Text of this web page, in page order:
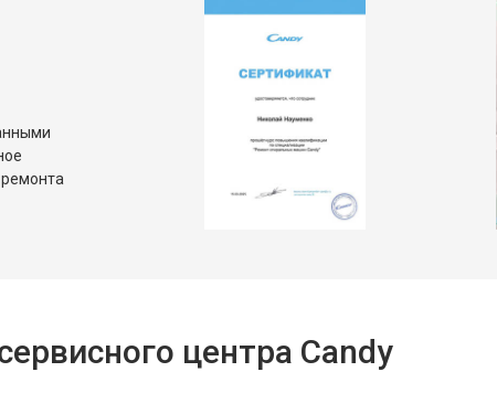
центра Candy